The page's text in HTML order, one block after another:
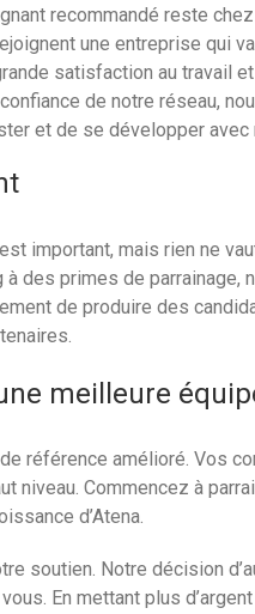
recommandé reste chez
une entreprise qui
satisfaction au travail
de notre réseau,
et de se développer avec
important, mais rien ne
des primes de
de produire des
meilleure
référence amélioré. Vos
niveau. Commencez à
d’Atena.
soutien. Notre décision
En mettant plus